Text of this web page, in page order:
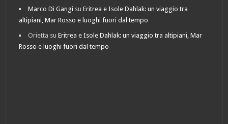
Marco Di Gangi suEritrea e Isole Dahlak: un viaggio tra
altipiani, Mar Rosso e luoghi fuori dal tempo
Orietta suEritrea e Isole Dahlak: un viaggio tra altipiani, Mar
Rosso e luoghi fuori dal tempo